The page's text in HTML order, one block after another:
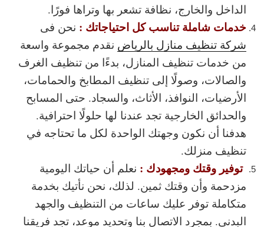
الداخل والخارج، نظافة تشعر بها وتراها فورًا.
خدمات شاملة تناسب كل احتياجاتك : نحن فى
شركة تنظيف منازل بالرياض نقدم مجموعة واسعة
من خدمات تنظيف المنازل، بدءًا من تنظيف الغرف
والصالات، وصولًا إلى تنظيف المطابخ والحمامات،
الأرضيات، النوافذ، الأثاث، والسجاد. حتى المسابح
والحدائق الخارجية تجد عندنا لها حلولًا احترافية.
هدفنا أن نكون وجهتك الواحدة لكل ما تحتاجه في
تنظيف منزلك.
توفير وقتك ومجهودك : نعلم أن حياتك اليومية
مزدحمة وأن وقتك ثمين. لذلك، نحن نأتيك بخدمة
متكاملة توفر عليك ساعات من التنظيف والجهد
البدني. بمجرد الاتصال بنا وتحديد موعد، تجد فريقنا